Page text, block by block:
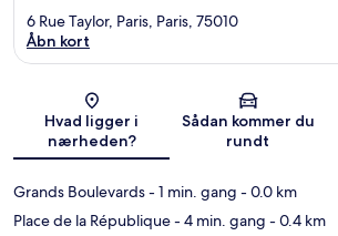
Kort
6 Rue Taylor, Paris, Paris, 75010
Åbn kort
Hvad ligger i
nærheden?
Sådan kommer du
rundt
Grands Boulevards- 1 min. gang - 0.0 km
Place de la République- 4 min. gang - 0.4 km